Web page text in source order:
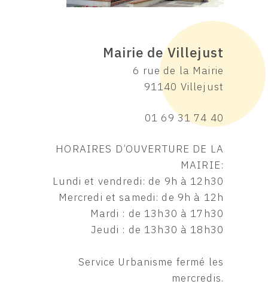
Mairie de Villejust
6 rue de la Mairie
91140 Villejust
01 69 31 74 40
HORAIRES D’OUVERTURE DE LA
MAIRIE:
Lundi et vendredi: de 9h à 12h30
Mercredi et samedi: de 9h à 12h
Mardi : de 13h30 à 17h30
Jeudi : de 13h30 à 18h30
Service Urbanisme fermé les
mercredis.